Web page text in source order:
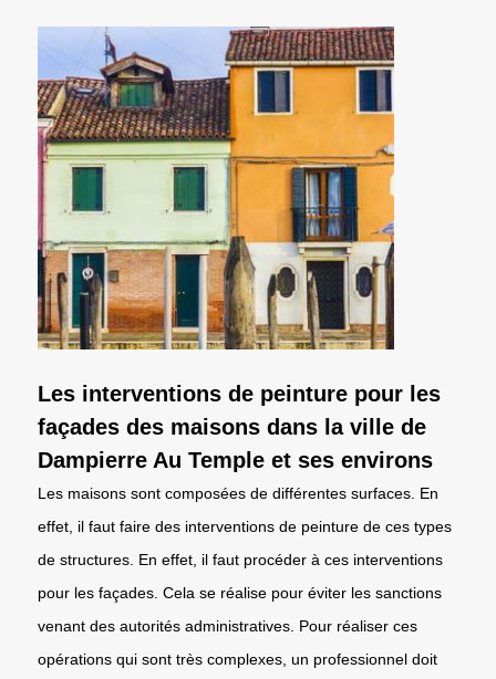
Les interventions de peinture pour les
façades des maisons dans la ville de
Dampierre Au Temple et ses environs
Les maisons sont composées de différentes surfaces. En
effet, il faut faire des interventions de peinture de ces types
de structures. En effet, il faut procéder à ces interventions
pour les façades. Cela se réalise pour éviter les sanctions
venant des autorités administratives. Pour réaliser ces
opérations qui sont très complexes, un professionnel doit